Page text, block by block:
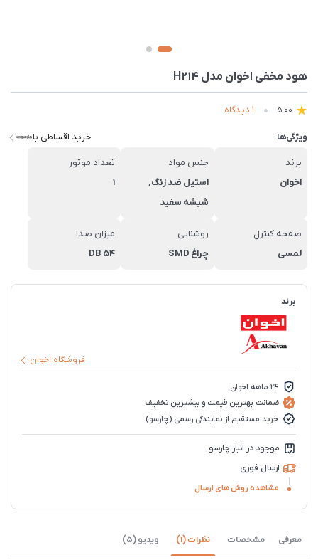
هود مخفی اخوان مدل H214
5.00 1 دیدگاه
ویژگی‌ها خرید اقساطی با
برند
اخوان
جنس مواد
استیل ضد زنگ,
شیشه سفید
تعداد موتور
1
صفحه کنترل
لمسی
روشنایی
چراغ SMD
میزان صدا
54 DB
برند
فروشگاه اخوان
۲۴ ماهه اخوان
ضمانت بهترین قیمت و بیشترین تخفیف
خرید مستقیم از نمایندگی رسمی (چارسو)
موجود در انبار چارسو
ارسال فوری
مشاهده روش های ارسال
معرفی مشخصات نظرات (1) ویدیو (5)